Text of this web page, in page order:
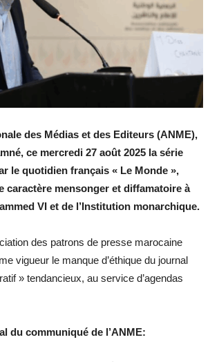
des Médias et des Editeurs (ANME),
ce mercredi 27 août 2025 la série
le quotidien français « Le Monde »,
caractère mensonger et diffamatoire à
VI et de l’Institution monarchique.
des patrons de presse marocaine
vigueur le manque d’éthique du journal
» tendancieux, au service d’agendas
du communiqué de l’ANME: